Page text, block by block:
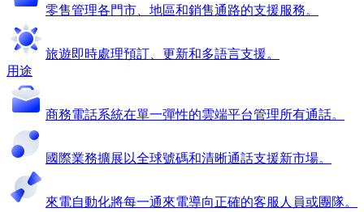
零售管理各門市、地區和銷售通路的支援服務。
旅遊即時處理預訂、更新和多語言支援。
用途
商務電話系統在單一彈性的雲端平台管理所有通話。
國際業務擴展 以全球號碼和清晰通話支援新市場。
來電自動化將每一通來電導向正確的客服人員或團隊。